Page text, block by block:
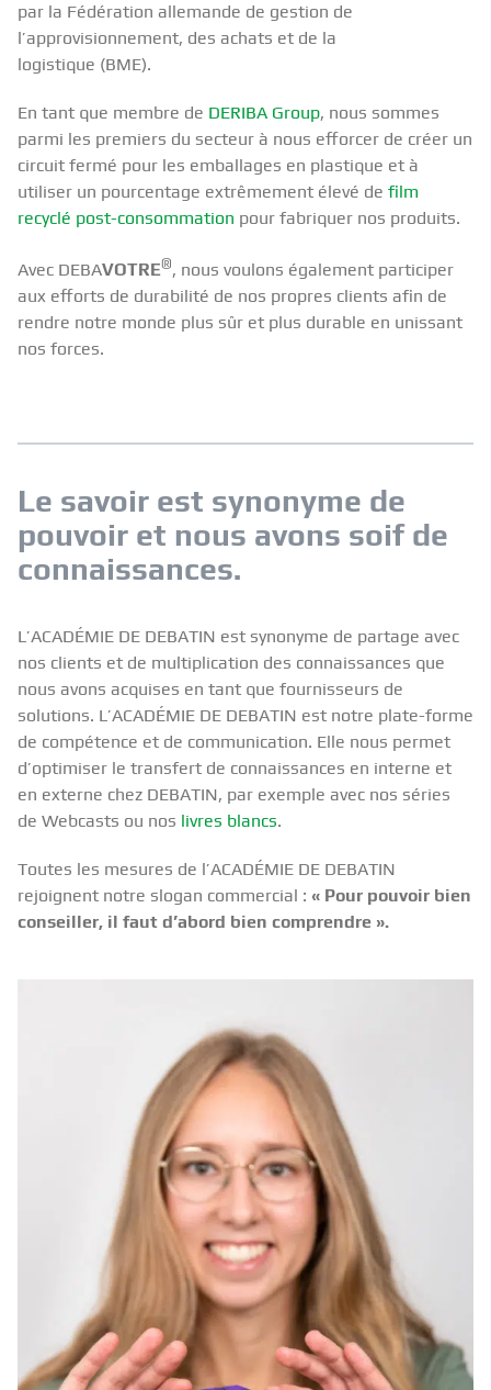
par la Fédération allemande de gestion de
l’approvisionnement, des achats et de la
logistique (BME).
En tant que membre de DERIBA Group, nous sommes
parmi les premiers du secteur à nous efforcer de créer un
circuit fermé pour les emballages en plastique et à
utiliser un pourcentage extrêmement élevé de film
recyclé post-consommation pour fabriquer nos produits.
Avec DEBAVOTRE®, nous voulons également participer
aux efforts de durabilité de nos propres clients afin de
rendre notre monde plus sûr et plus durable en unissant
nos forces.
Le savoir est synonyme de
pouvoir et nous avons soif de
connaissances.
L’ACADÉMIE DE DEBATIN est synonyme de partage avec
nos clients et de multiplication des connaissances que
nous avons acquises en tant que fournisseurs de
solutions. L’ACADÉMIE DE DEBATIN est notre plate-forme
de compétence et de communication. Elle nous permet
d’optimiser le transfert de connaissances en interne et
en externe chez DEBATIN, par exemple avec nos séries
de Webcasts ou nos livres blancs.
Toutes les mesures de l’ACADÉMIE DE DEBATIN
rejoignent notre slogan commercial : « Pour pouvoir bien
conseiller, il faut d’abord bien comprendre ».